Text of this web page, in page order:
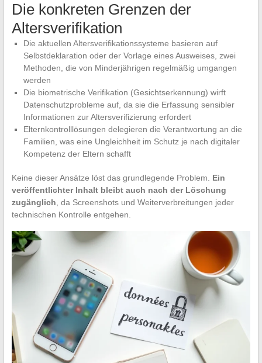
Die konkreten Grenzen der
Altersverifikation
Die aktuellen Altersverifikationssysteme basieren auf
Selbstdeklaration oder der Vorlage eines Ausweises, zwei
Methoden, die von Minderjährigen regelmäßig umgangen
werden
Die biometrische Verifikation (Gesichtserkennung) wirft
Datenschutzprobleme auf, da sie die Erfassung sensibler
Informationen zur Altersverifizierung erfordert
Elternkontrolllösungen delegieren die Verantwortung an die
Familien, was eine Ungleichheit im Schutz je nach digitaler
Kompetenz der Eltern schafft
Keine dieser Ansätze löst das grundlegende Problem. Ein
veröffentlichter Inhalt bleibt auch nach der Löschung
zugänglich, da Screenshots und Weiterverbreitungen jeder
technischen Kontrolle entgehen.